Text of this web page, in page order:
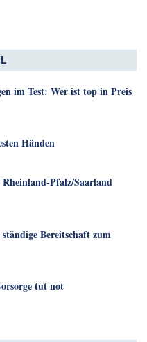
im Test: Wer ist top in Preis
Händen
Pfalz/Saarland
Bereitschaft zum
tut not